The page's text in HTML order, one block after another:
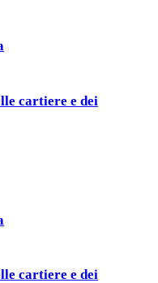
cartiere e dei
cartiere e dei